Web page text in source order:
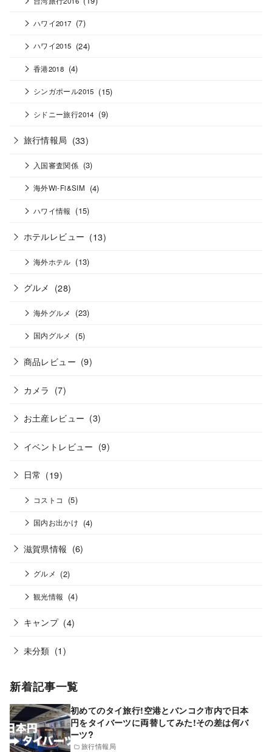
ハワイ2017 (7)
ハワイ2015 (24)
香港2018 (4)
シンガポール2015 (15)
シドニー旅行2014 (9)
旅行情報局 (33)
入国審査関係 (3)
海外Wi-Fi&SIM (4)
ハワイ情報 (15)
ホテルレビュー (13)
海外ホテル (13)
グルメ (28)
海外グルメ (23)
国内グルメ (5)
商品レビュー (9)
カメラ (7)
お土産レビュー (3)
イベントレビュー (9)
日常 (19)
コストコ (5)
国内お出かけ (4)
滋賀県情報 (6)
グルメ (2)
観光情報 (4)
キャンプ (4)
未分類 (1)
新着記事一覧
旅行情報局
初めてのタイ旅行!空港とバンコク市内で日本
円をタイバーツに両替してみた!その差は何バ
ーツ?